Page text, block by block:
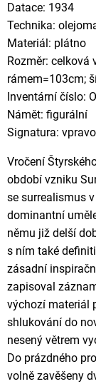
Datace: 1934
Technika:
Materiál: plátno
Rozměr: celková
rámem=103cm;
Inventární číslo:
Námět: figurální
Signatura:
Vročení
období vzniku
se surrealismus
dominantní
němu již delší
s ním také
zásadní
zapisoval
výchozí materiál
shlukování do
nesený větrem
Do prázdného
volně zavěšeny